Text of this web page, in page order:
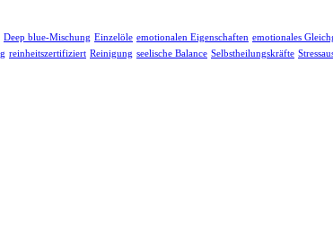
Deep blue-Mischung Einzelöle emotionalen Eigenschaften emotionales
reinheitszertifiziert Reinigung seelische Balance Selbstheilungskräfte